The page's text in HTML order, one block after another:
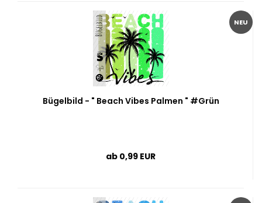
NEU
Bügelbild - " Beach Vibes Palmen " #Grün
ab 0,99 EUR